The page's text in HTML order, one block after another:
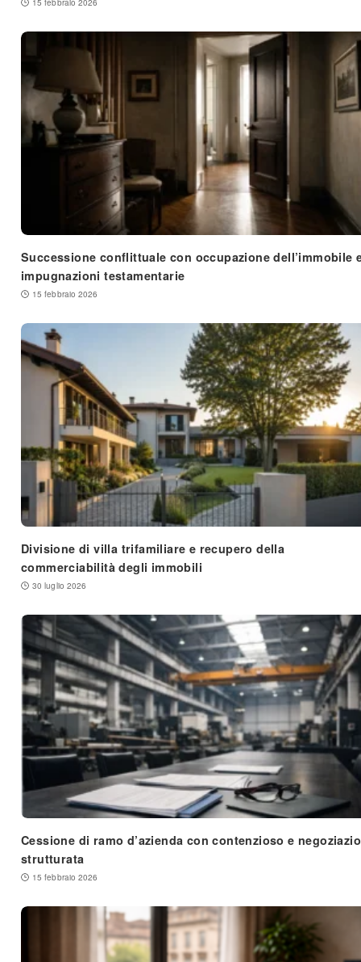
15 febbraio 2026
Successione conflittuale con occupazione dell’immobile
impugnazioni testamentarie
15 febbraio 2026
Divisione di villa trifamiliare e recupero della
commerciabilità degli immobili
30 luglio 2026
Cessione di ramo d’azienda con contenzioso e
strutturata
15 febbraio 2026